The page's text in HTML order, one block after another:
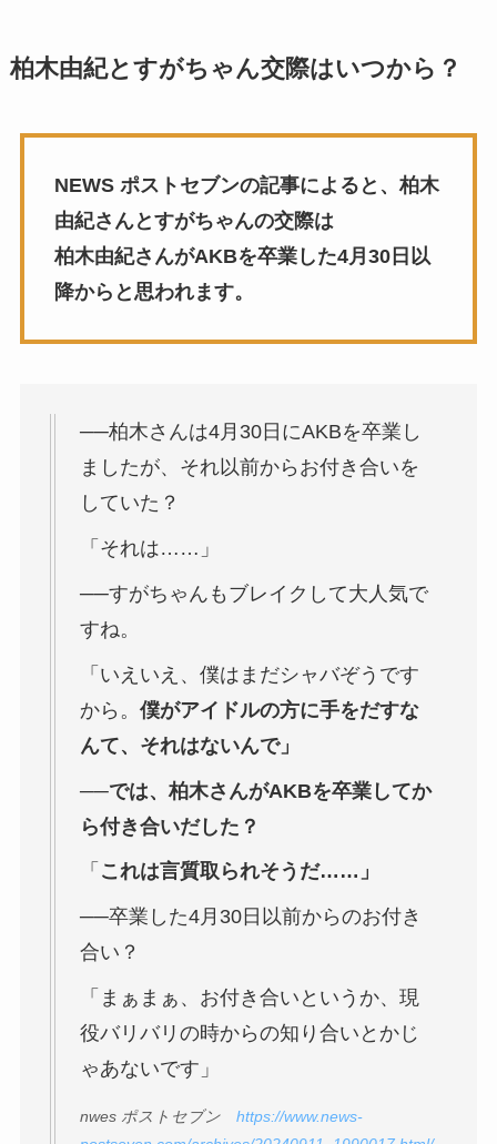
柏木由紀とすがちゃん交際はいつから？
NEWS ポストセブンの記事によると、柏木
由紀さんとすがちゃんの交際は
柏木由紀さんがAKBを卒業した4月30日以
降からと思われます。
──柏木さんは4月30日にAKBを卒業し
ましたが、それ以前からお付き合いを
していた？
「それは……」
──すがちゃんもブレイクして大人気で
すね。
「いえいえ、僕はまだシャバぞうです
から。 僕がアイドルの方に手をだすな
んて、それはないんで」
──では、柏木さんがAKBを卒業してか
ら付き合いだした？
「 これは言質取られそうだ……」
──卒業した4月30日以前からのお付き
合い？
「まぁまぁ、お付き合いというか、現
役バリバリの時からの知り合いとかじ
ゃあないです」
nwes ポストセブン https://www.news-